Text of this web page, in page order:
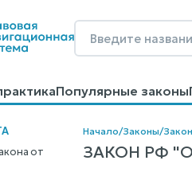
Популярные законы
материалыОбразцы
от
Начало/Законы/
ЗАКОН РФ